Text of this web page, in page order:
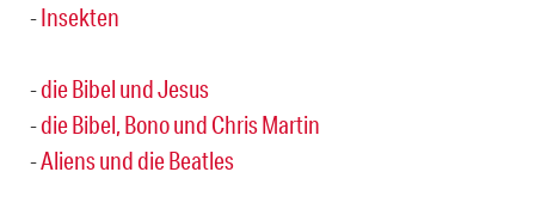
-Insekten
-die Bibel und Jesus
-die Bibel, Bono und Chris Martin
-Aliens und die Beatles